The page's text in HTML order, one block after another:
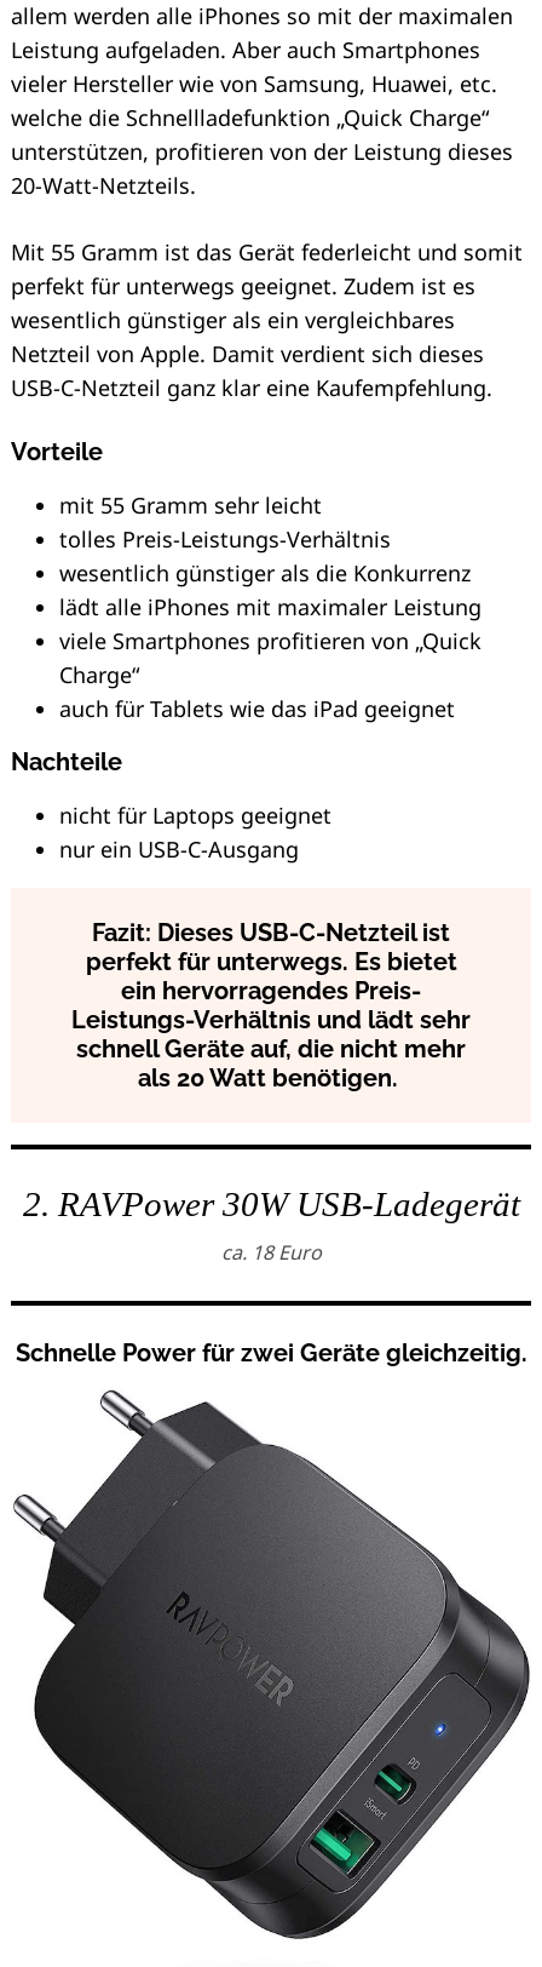
allem werden alle iPhones so mit der maximalen
Leistung aufgeladen. Aber auch Smartphones
vieler Hersteller wie von Samsung, Huawei, etc.
welche die Schnellladefunktion „Quick Charge“
unterstützen, profitieren von der Leistung dieses
20-Watt-Netzteils.
Mit 55 Gramm ist das Gerät federleicht und somit
perfekt für unterwegs geeignet. Zudem ist es
wesentlich günstiger als ein vergleichbares
Netzteil von Apple. Damit verdient sich dieses
USB-C-Netzteil ganz klar eine Kaufempfehlung.
Vorteile
mit 55 Gramm sehr leicht
tolles Preis-Leistungs-Verhältnis
wesentlich günstiger als die Konkurrenz
lädt alle iPhones mit maximaler Leistung
viele Smartphones profitieren von „Quick
Charge“
auch für Tablets wie das iPad geeignet
Nachteile
nicht für Laptops geeignet
nur ein USB-C-Ausgang
Fazit: Dieses USB-C-Netzteil ist
perfekt für unterwegs. Es bietet
ein hervorragendes Preis-
Leistungs-Verhältnis und lädt sehr
schnell Geräte auf, die nicht mehr
als 20 Watt benötigen.
2. RAVPower 30W USB-Ladegerät
ca. 18 Euro
Schnelle Power für zwei Geräte gleichzeitig.